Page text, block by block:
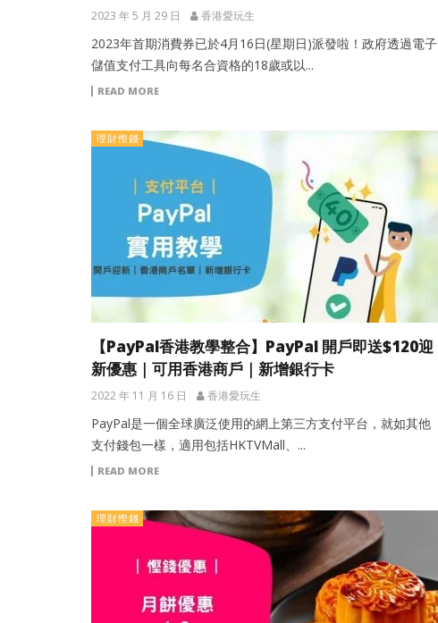
2023 年 5 月 29 日 香港愛玩生
2023年首期消費券已於4月16日(星期日)派發啦！政府透過電子
儲值支付工具向每名合資格的18歲或以...
READ MORE
理財慳錢
【PayPal香港教學整合】PayPal 開戶即送$120迎
新優惠｜可用香港商戶｜新增銀行卡
2022 年 11 月 16 日 香港愛玩生
PayPal是一個全球廣泛使用的網上第三方支付平台，就如其他
支付錢包一樣，適用包括HKTVMall、...
READ MORE
理財慳錢